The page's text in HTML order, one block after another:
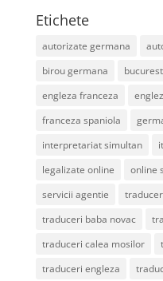
Etichete
autorizate germana
birou germana
engleza franceza
franceza spaniola
interpretariat simultan
legalizate online
online
servicii agentie
traduceri baba novac
traduceri calea mosilor
traduceri engleza